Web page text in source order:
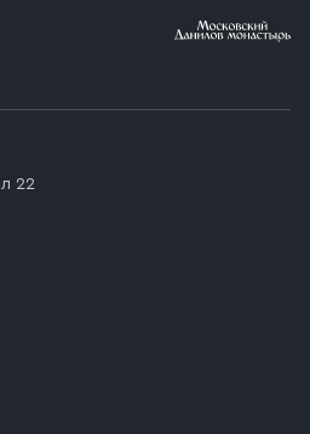
подъезда автомобиля,
к месту запланированной
места назначения
въезд, то Покупателю
стоимость въезда
22